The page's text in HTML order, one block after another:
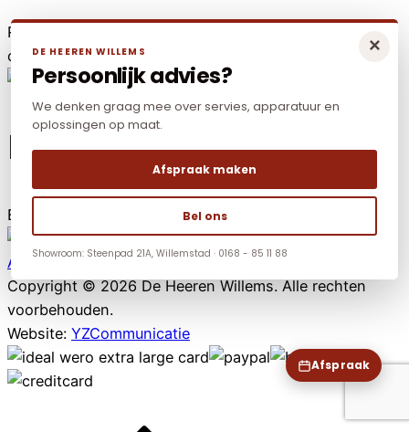
Reken online veilig af met o.a. iDeal-WERO, Paypal,
credit card en Mr Cash.
LAAGSTE PRIJS
Elders goedkoper? Neem dan contact met ons op.
Algemene voorwaarden|Privacy policy|
Copyright © 2026 De Heeren Willems. Alle rechten
voorbehouden.
Website: YZCommunicatie
Afspraak
×
DE HEEREN WILLEMS
Persoonlijk advies?
We denken graag mee over servies, apparatuur en
oplossingen op maat.
Afspraak maken
Bel ons
Showroom: Steenpad 21A, Willemstad · 0168 - 85 11 88